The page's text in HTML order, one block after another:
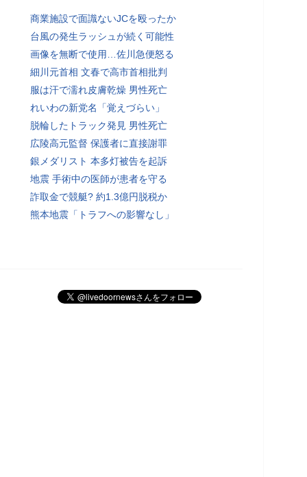
商業施設で面識ないJCを殴ったか
台風の発生ラッシュが続く可能性
画像を無断で使用…佐川急便怒る
細川元首相 文春で高市首相批判
服は汗で濡れ皮膚乾燥 男性死亡
れいわの新党名「覚えづらい」
脱輪したトラック発見 男性死亡
広陵高元監督 保護者に直接謝罪
銀メダリスト 本多灯被告を起訴
地震 手術中の医師が患者を守る
詐取金で競艇? 約1.3億円脱税か
熊本地震「トラフへの影響なし」